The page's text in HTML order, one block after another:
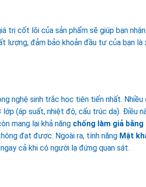
trị cốt lõi của sản phẩm sẽ giúp bạn
lượng, đảm bảo khoản đầu tư của bạn là
nghệ sinh trắc học tiên tiến nhất. Nhiều
lớp (áp suất, nhiệt độ, cấu trúc da). Điều
mang lại khả năng chống làm giả bằng
đạt được. Ngoài ra, tính năng Mật
cả khi có người lạ đứng quan sát.